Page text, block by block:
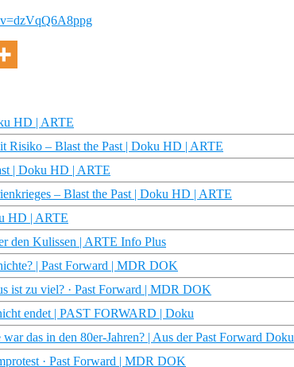
HD | ARTE
Risiko – Blast the Past | Doku HD | ARTE
| Doku HD | ARTE
– Blast the Past | Doku HD | ARTE
HD | ARTE
den Kulissen | ARTE Info Plus
| Past Forward | MDR DOK
ist zu viel? · Past Forward | MDR DOK
endet | PAST FORWARD | Doku
das in den 80er-Jahren? | Aus der Past Forward Doku
· Past Forward | MDR DOK